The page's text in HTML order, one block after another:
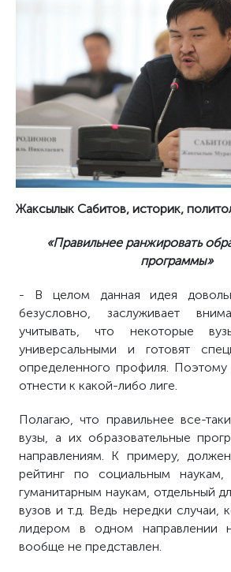
Жаксылык Сабитов, историк,
«Правильнее ранжировать
программы»
- В целом данная идея
безусловно, заслуживает
учитывать, что некоторые
универсальными и готовят
определенного профиля.
отнести к какой-либо лиге.
Полагаю, что правильнее все-
вузы, а их образовательные
направлениям. К примеру,
рейтинг по социальным
гуманитарным наукам, отдельный
вузов и т.д. Ведь нередки случаи,
лидером в одном направлении
вообще не представлен.